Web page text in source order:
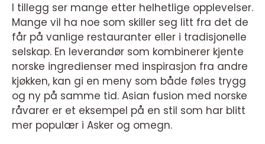
I tillegg ser mange etter helhetlige opplevelser.
Mange vil ha noe som skiller seg litt fra det de
får på vanlige restauranter eller i tradisjonelle
selskap. En leverandør som kombinerer kjente
norske ingredienser med inspirasjon fra andre
kjøkken, kan gi en meny som både føles trygg
og ny på samme tid. Asian fusion med norske
råvarer er et eksempel på en stil som har blitt
mer populær i Asker og omegn.